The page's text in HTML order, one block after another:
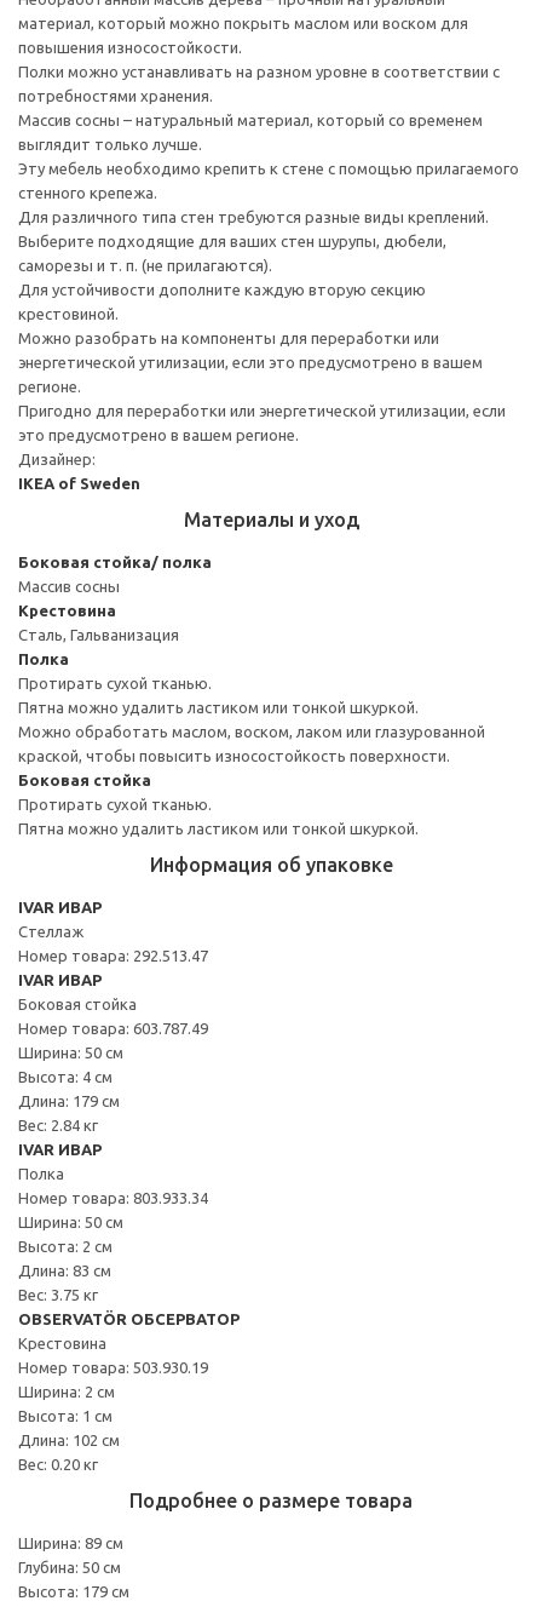
материал, который можно покрыть маслом или воском для
повышения износостойкости.
Полки можно устанавливать на разном уровне в соответствии с
потребностями хранения.
Массив сосны – натуральный материал, который со временем
выглядит только лучше.
Эту мебель необходимо крепить к стене с помощью прилагаемого
стенного крепежа.
Для различного типа стен требуются разные виды креплений.
Выберите подходящие для ваших стен шурупы, дюбели,
саморезы и т. п. (не прилагаются).
Для устойчивости дополните каждую вторую секцию
крестовиной.
Можно разобрать на компоненты для переработки или
энергетической утилизации, если это предусмотрено в вашем
регионе.
Пригодно для переработки или энергетической утилизации, если
это предусмотрено в вашем регионе.
Дизайнер:
IKEA of Sweden
Материалы и уход
Боковая стойка/ полка
Массив сосны
Крестовина
Сталь, Гальванизация
Полка
Протирать сухой тканью.
Пятна можно удалить ластиком или тонкой шкуркой.
Можно обработать маслом, воском, лаком или глазурованной
краской, чтобы повысить износостойкость поверхности.
Боковая стойка
Протирать сухой тканью.
Пятна можно удалить ластиком или тонкой шкуркой.
Информация об упаковке
IVAR ИВАР
Стеллаж
Номер товара: 292.513.47
IVAR ИВАР
Боковая стойка
Номер товара: 603.787.49
Ширина: 50 см
Высота: 4 см
Длина: 179 см
Вес: 2.84 кг
IVAR ИВАР
Полка
Номер товара: 803.933.34
Ширина: 50 см
Высота: 2 см
Длина: 83 см
Вес: 3.75 кг
OBSERVATÖR ОБСЕРВАТОР
Крестовина
Номер товара: 503.930.19
Ширина: 2 см
Высота: 1 см
Длина: 102 см
Вес: 0.20 кг
Подробнее о размере товара
Ширина: 89 см
Глубина: 50 см
Высота: 179 см